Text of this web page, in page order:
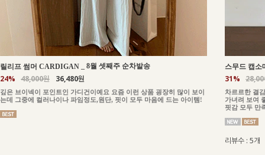
릴리프 썸머 CARDIGAN 8월 셋째주 순차발송
24% 48,000원 36,480원
깊은 브이넥이 포인트인 가디건이예요 요즘 이런 상품 굉장히 많이 보이
는데 그중에 컬러나이나 파임정도,원단, 핏이 모두 마음에 드는 아이템!
스무드 캡
31%
차르르한 결
가녀려 보여
핏감 모두 만
리뷰수 : 5개